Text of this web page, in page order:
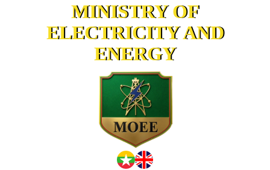
MINISTRY OF
ELECTRICITY AND
ENERGY